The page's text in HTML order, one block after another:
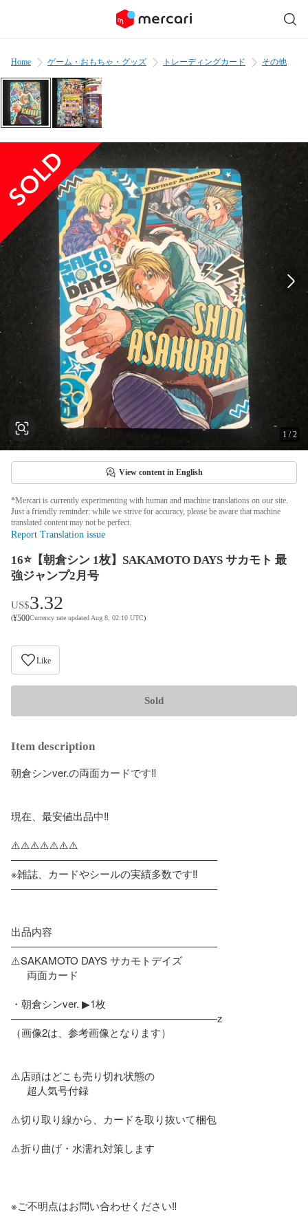
Home ゲーム・おもちゃ・グッズ トレーディングカード その他
1 /2
View content in English
*Mercari is currently experimenting with human and machine translations on our site.
Just a friendly reminder: while we strive for accuracy, please be aware that machine
translated content may not be perfect.
Report Translation issue
16⭐️【朝倉シン 1枚】SAKAMOTO DAYS サカモト 最
強ジャンプ2月号
US$3.32
(¥500Currency rate updated Aug 8, 02:10 UTC)
Like
Sold
Item description
朝倉シンver.の両面カードです‼️
現在、最安値出品中‼️
⚠️⚠️⚠️⚠️⚠️⚠️⚠️
————————————————————
※雑誌、カードやシールの実績多数です‼️
————————————————————
出品内容
————————————————————
⚠️SAKAMOTO DAYS サカモトデイズ
両面カード
・朝倉シンver. ▶︎1枚
————————————————————z
（画像2は、参考画像となります）
⚠️店頭はどこも売り切れ状態の
超人気号付録
⚠️切り取り線から、カードを取り抜いて梱包
⚠️折り曲げ・水濡れ対策します
※ご不明点はお問い合わせください‼️